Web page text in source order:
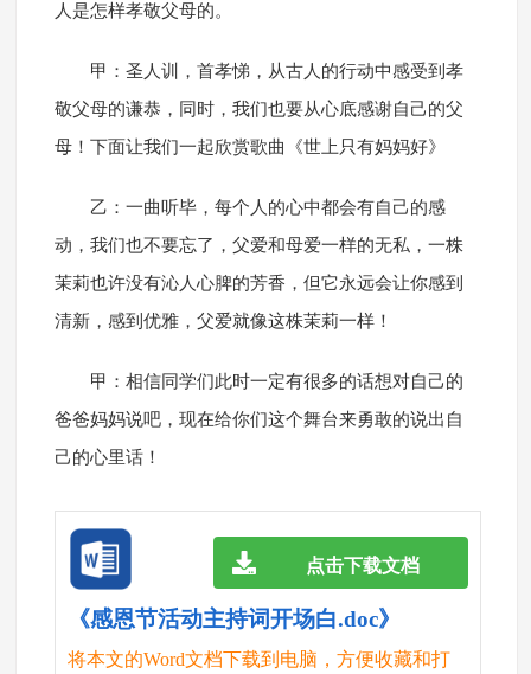
人是怎样孝敬父母的。
甲：圣人训，首孝悌，从古人的行动中感受到孝
敬父母的谦恭，同时，我们也要从心底感谢自己的父
母！下面让我们一起欣赏歌曲《世上只有妈妈好》
乙：一曲听毕，每个人的心中都会有自己的感
动，我们也不要忘了，父爱和母爱一样的无私，一株
茉莉也许没有沁人心脾的芳香，但它永远会让你感到
清新，感到优雅，父爱就像这株茉莉一样！
甲：相信同学们此时一定有很多的话想对自己的
爸爸妈妈说吧，现在给你们这个舞台来勇敢的说出自
己的心里话！
《感恩节活动主持词开场白.doc》
将本文的Word文档下载到电脑，方便收藏和打
点击下载文档